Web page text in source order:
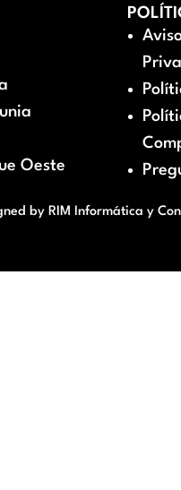
Oeste
by RIM Informática y